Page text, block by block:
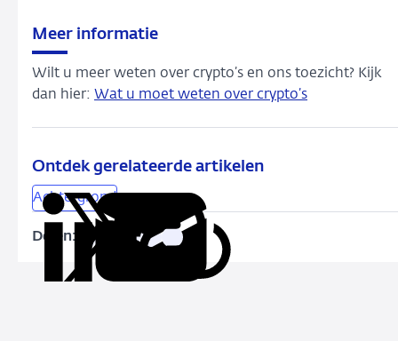
Meer informatie
Wilt u meer weten over crypto’s en ons toezicht? Kijk
dan hier: Wat u moet weten over crypto’s
Ontdek gerelateerde artikelen
Achtergrond
Delen:
Deel
via
DeelDeelKopieer